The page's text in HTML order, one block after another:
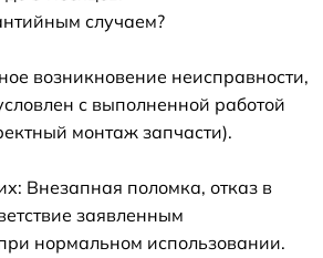
случаем?
возникновение неисправности,
с выполненной работой
монтаж запчасти).
Внезапная поломка, отказ в
заявленным
нормальном использовании.